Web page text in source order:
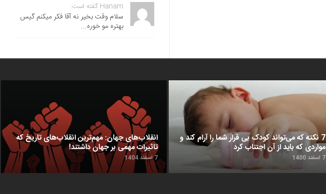
Hanam گفته است:
سلام وقت بخیر نه آقا فکر میکنم گیس
بهتره مو خوره...
انقلاب‌های جهان: مهم‌ترین انقلاب‌های تاریخ که
تاثیرات مهمی بر جهان داشتند!
7 اسفند 1404
7 نکته که می‌تواند کودک بی قرار شما را آرام کند و
مواردی که باید از آن اجتناب کرد
7 اسفند 1400